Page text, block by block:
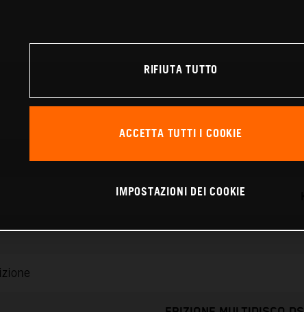
RIFIUTA TUTTO
ACCETTA TUTTI I COOKIE
IMPOSTAZIONI DEI COOKIE